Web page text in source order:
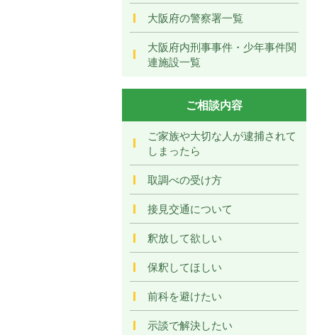
大阪府の警察署一覧
大阪府内刑事事件・少年事件関
連施設一覧
ご相談内容
ご家族や大切な人が逮捕されて
しまったら
取調べの受け方
接見交通について
釈放して欲しい
保釈してほしい
前科を避けたい
示談で解決したい